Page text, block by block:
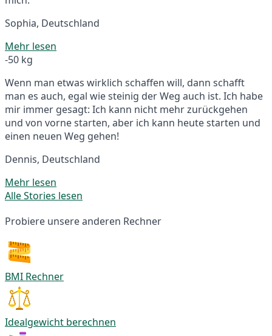
Sophia, Deutschland
Mehr lesen
-50 kg
Wenn man etwas wirklich schaffen will, dann schafft
man es auch, egal wie steinig der Weg auch ist. Ich habe
mir immer gesagt: Ich kann nicht mehr zurückgehen
und von vorne starten, aber ich kann heute starten und
einen neuen Weg gehen!
Dennis, Deutschland
Mehr lesen
Alle Stories lesen
Probiere unsere anderen Rechner
BMI Rechner
Idealgewicht berechnen